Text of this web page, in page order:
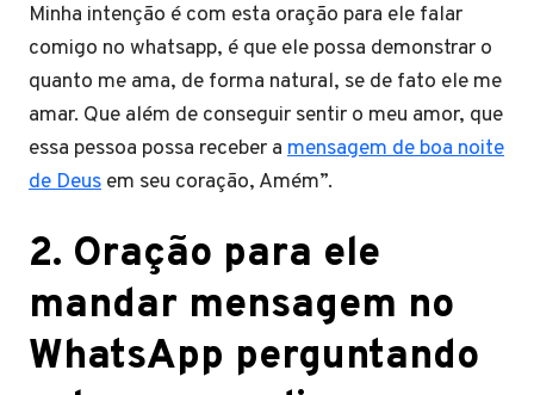
Minha intenção é com esta oração para ele falar
comigo no whatsapp, é que ele possa demonstrar o
quanto me ama, de forma natural, se de fato ele me
amar. Que além de conseguir sentir o meu amor, que
essa pessoa possa receber a mensagem de boa noite
de Deus em seu coração, Amém”.
2. Oração para ele
mandar mensagem no
WhatsApp perguntando